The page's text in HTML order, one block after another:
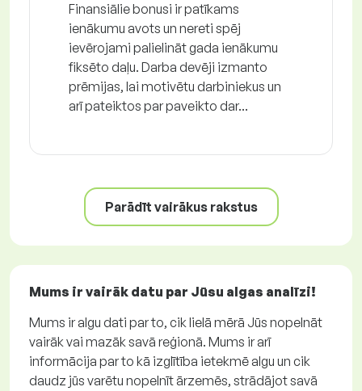
Finansiālie bonusi ir patīkams
ienākumu avots un nereti spēj
ievērojami palielināt gada ienākumu
fiksēto daļu. Darba devēji izmanto
prēmijas, lai motivētu darbiniekus un
arī pateiktos par paveikto dar...
Parādīt vairākus rakstus
Mums ir vairāk datu par Jūsu algas analīzi!
Mums ir algu dati par to, cik lielā mērā Jūs nopelnāt
vairāk vai mazāk savā reģionā. Mums ir arī
informācija par to kā izglītība ietekmē algu un cik
daudz jūs varētu nopelnīt ārzemēs, strādājot savā